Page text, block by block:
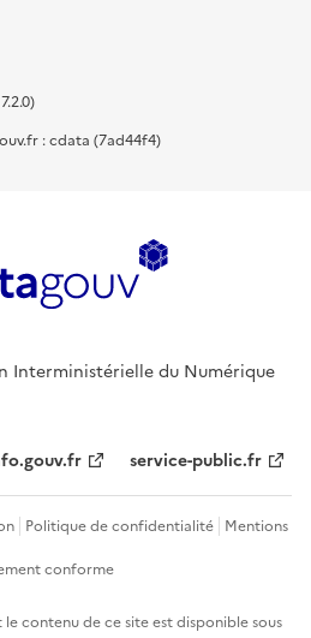
: cdata (7ad44f4)
Interministérielle du Numérique
service-public.fr
Politique de confidentialité Mentions
conforme
contenu de ce site est disponible sous